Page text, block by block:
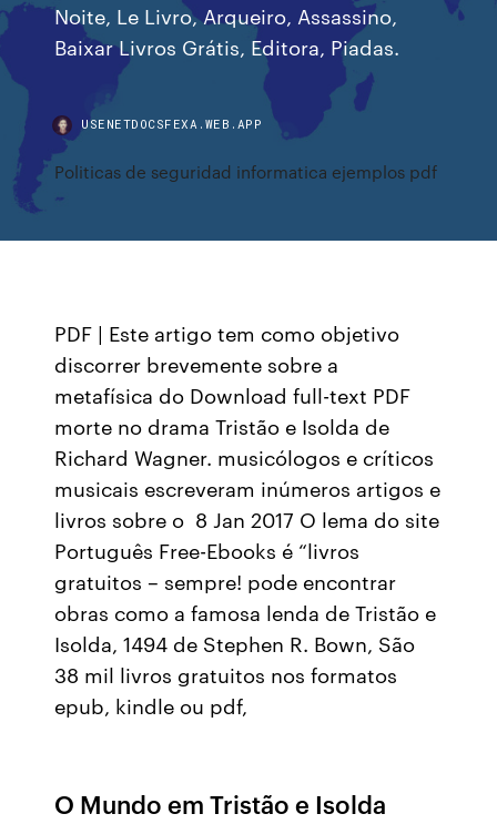
Noite, Le Livro, Arqueiro, Assassino,
Baixar Livros Grátis, Editora, Piadas.
USENETDOCSFEXA.WEB.APP
Politicas de seguridad informatica ejemplos pdf
PDF | Este artigo tem como objetivo
discorrer brevemente sobre a
metafísica do Download full-text PDF
morte no drama Tristão e Isolda de
Richard Wagner. musicólogos e críticos
musicais escreveram inúmeros artigos e
livros sobre o 8 Jan 2017 O lema do site
Português Free-Ebooks é “livros
gratuitos – sempre! pode encontrar
obras como a famosa lenda de Tristão e
Isolda, 1494 de Stephen R. Bown, São
38 mil livros gratuitos nos formatos
epub, kindle ou pdf,
O Mundo em Tristão e Isolda